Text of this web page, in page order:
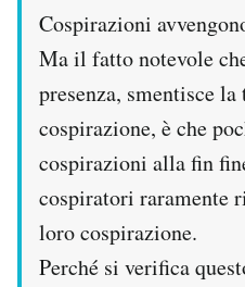
Cospirazioni
Ma il fatto notevole
presenza, smentisce
cospirazione, è che
cospirazioni alla fin
cospiratori raramente
loro cospirazione.
Perché si verifica